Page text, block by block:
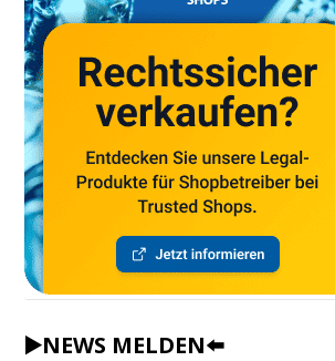
▶️NEWS MELDEN⬅️